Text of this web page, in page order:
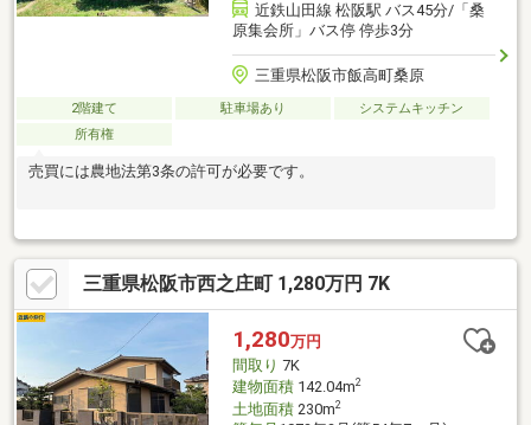
近鉄山田線 松阪駅 バス45分/「桑
原集会所」バス停 停歩3分
三重県松阪市飯高町桑原
2階建て 駐車場あり
システムキッチン
所有権
売買には農地法第3条の許可が必要です。
三重県松阪市西之庄町 1,280万円 7K
1,280万円
間取り 7K
建物面積142.04m2
土地面積230m2